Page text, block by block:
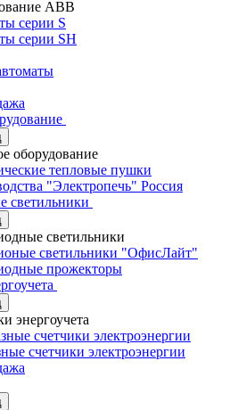
АВВ
серии S
серии SH
оборудование
тепловые пушки
"Электропечь" Россия
светильники
светильники
светильники "ОфисЛайт"
прожекторы
энергоучета
счетчики электроэнергии
счетчики электроэнергии